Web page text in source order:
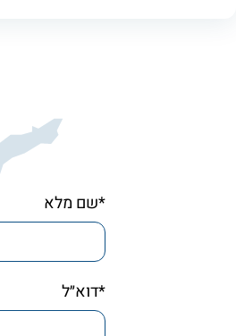
*שם מלא
*דוא״ל